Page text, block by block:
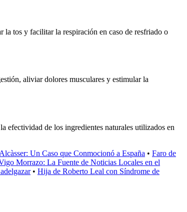
la tos y facilitar la respiración en caso de resfriado o
aliviar dolores musculares y estimular la
efectividad de los ingredientes naturales utilizados en
Un Caso que Conmocionó a España • Faro de
Morrazo: La Fuente de Noticias Locales en el
• Hija de Roberto Leal con Síndrome de